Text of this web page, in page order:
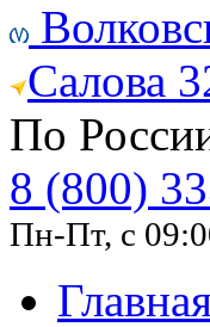
Салова
По
8 (800)
Пн-Пт, с